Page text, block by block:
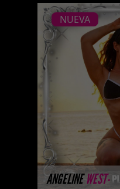
ANGELINEWEST-
NUEVA
ANGELINE WEST-
CATALAGO
Platinum
a nuestro
Platinum.
modelos con
y perform ...
MÁS